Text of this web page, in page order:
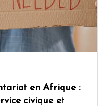
en Afrique :
civique et